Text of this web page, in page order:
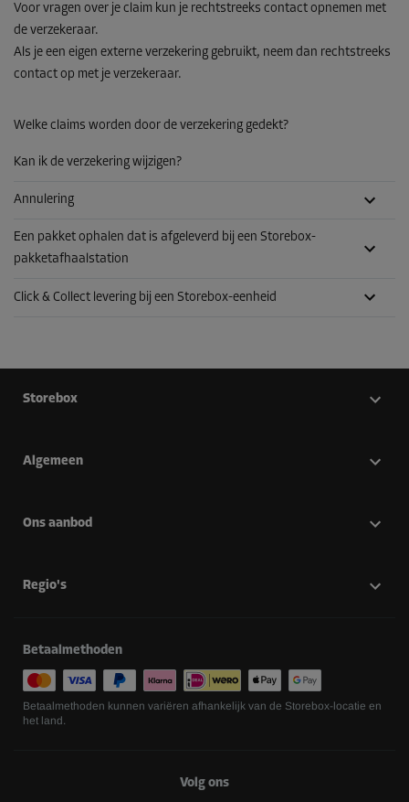
Voor vragen over je claim kun je rechtstreeks contact opnemen met
de verzekeraar.
Als je een eigen externe verzekering gebruikt, neem dan rechtstreeks
contact op met je verzekeraar.
Welke claims worden door de verzekering gedekt?
Kan ik de verzekering wijzigen?
Annulering
Een pakket ophalen dat is afgeleverd bij een Storebox-
pakketafhaalstation
Click & Collect levering bij een Storebox-eenheid
Storebox
Algemeen
Ons aanbod
Regio's
Betaalmethoden
Betaalmethoden kunnen variëren afhankelijk van de Storebox-locatie en
het land.
Volg ons